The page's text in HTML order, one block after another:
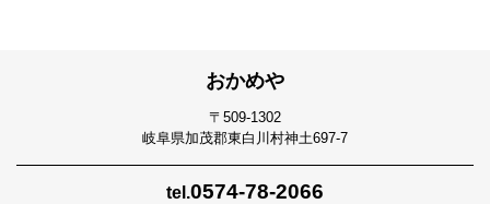
おかめや
〒509-1302
岐阜県加茂郡東白川村神土697-7
tel.0574-78-2066